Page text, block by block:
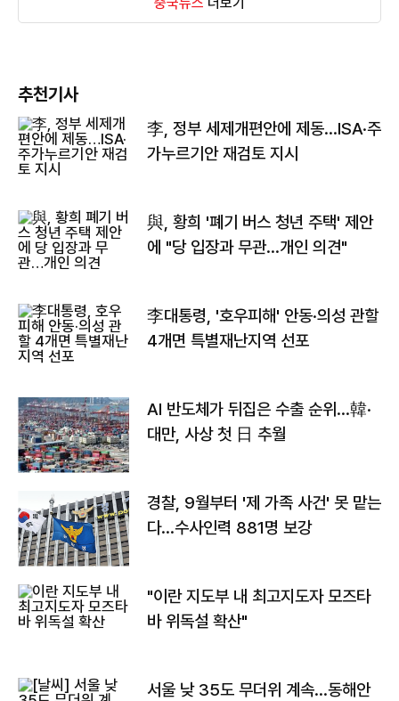
추천기사
李, 정부 세제개편안에 제동…ISA·주
가누르기안 재검토 지시
與, 황희 '폐기 버스 청년 주택' 제안
에 "당 입장과 무관…개인 의견"
李대통령, '호우피해' 안동·의성 관할
4개면 특별재난지역 선포
AI 반도체가 뒤집은 수출 순위…韓·
대만, 사상 첫 日 추월
경찰, 9월부터 '제 가족 사건' 못 맡는
다…수사인력 881명 보강
"이란 지도부 내 최고지도자 모즈타
바 위독설 확산"
서울 낮 35도 무더위 계속…동해안